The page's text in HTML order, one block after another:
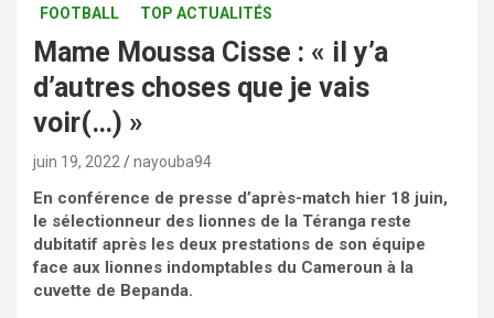
FOOTBALL TOP ACTUALITÉS
Mame Moussa Cisse : « il y’a
d’autres choses que je vais
voir(…) »
juin 19, 2022 nayouba94
En conférence de presse d’après-match hier 18 juin,
le sélectionneur des lionnes de la Téranga reste
dubitatif après les deux prestations de son équipe
face aux lionnes indomptables du Cameroun à la
cuvette de Bepanda.